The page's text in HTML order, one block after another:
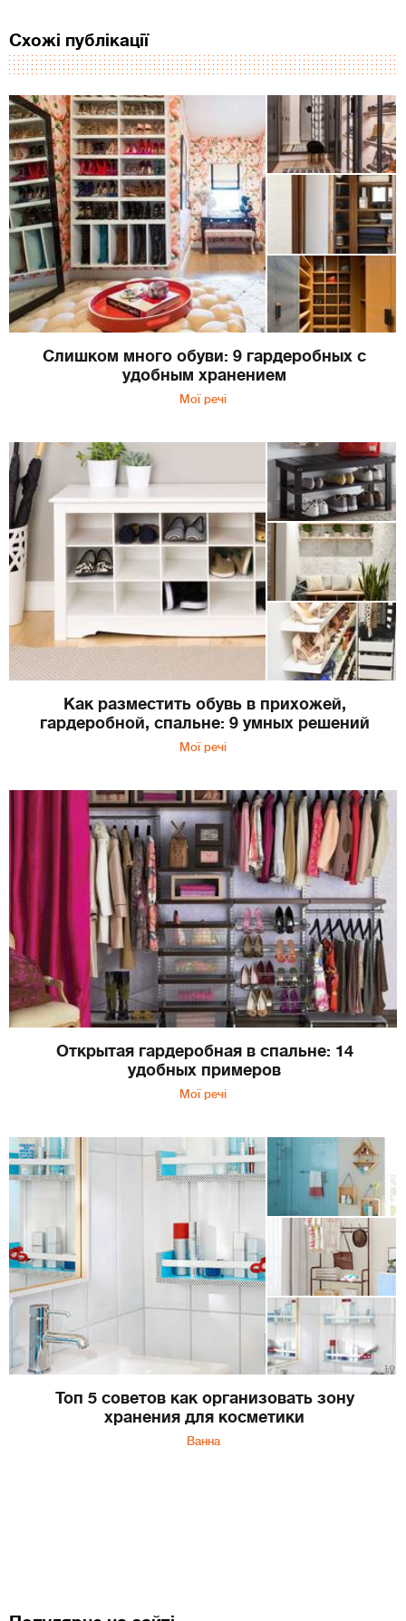
Схожі публікації
Слишком много обуви: 9 гардеробных с
удобным хранением
Мої речі
Как разместить обувь в прихожей,
гардеробной, спальне: 9 умных решений
Мої речі
Открытая гардеробная в спальне: 14
удобных примеров
Мої речі
Топ 5 советов как организовать зону
хранения для косметики
Ванна